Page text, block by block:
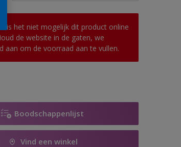
is het niet mogelijk dit product online
de website in de gaten, we
aan om de voorraad aan te vullen.
Boodschappenlijst
Vind een winkel